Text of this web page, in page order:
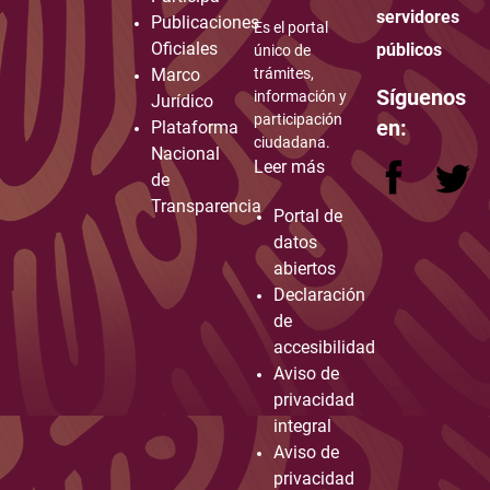
Publicaciones
Oficiales
Marco
Jurídico
Plataforma
Nacional
de
Transparencia
Es el portal
único de
trámites,
información y
participación
ciudadana.
Leer más
Portal de
datos
abiertos
Declaración
de
accesibilidad
Aviso de
privacidad
integral
Aviso de
privacidad
servidores
públicos
Síguenos
en: